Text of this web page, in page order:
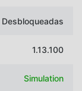
Desbloqueadas
1.13.100
Simulation